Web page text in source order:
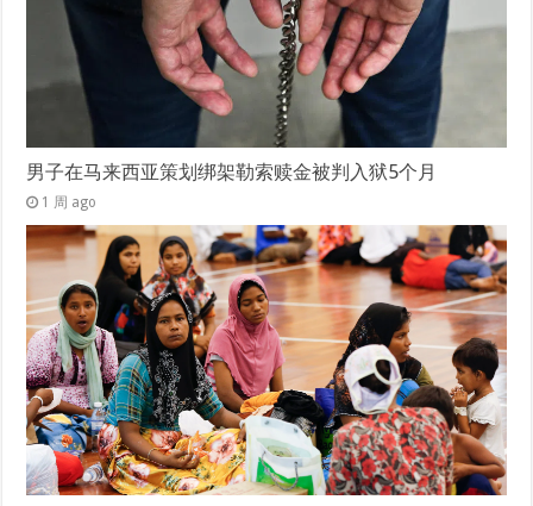
男子在马来西亚策划绑架勒索赎金被判入狱5个月
1 周 ago